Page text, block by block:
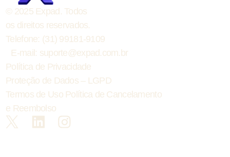
© 2025 Expad. Todos
os direitos reservados.
Telefone: (31) 99181-9109
E-mail: suporte@expad.com.br
Política de Privacidade
Proteção de Dados – LGPD
Termos de Uso Política de Cancelamento
e Reembolso